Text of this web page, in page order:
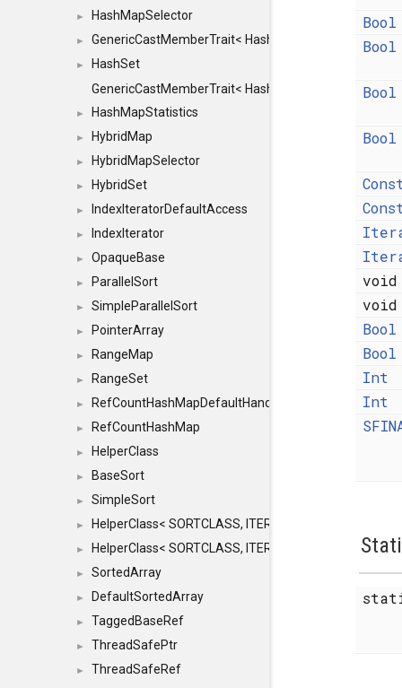
► HashMapSelector
► GenericCastMemberTrait< HashMap< K_TO, V_TO >,
►
HashSet
GenericCastMemberTrait< HashSet< TO >, HashSet<
► HashMapStatistics
► HybridMap
► HybridMapSelector
► HybridSet
► IndexIteratorDefaultAccess
► IndexIterator
► OpaqueBase
► ParallelSort
► SimpleParallelSort
► PointerArray
► RangeMap
► RangeSet
► RefCountHashMapDefaultHandler
► RefCountHashMap
► HelperClass
► BaseSort
► SimpleSort
► HelperClass< SORTCLASS, ITERATOR, CONTENT,
► HelperClass< SORTCLASS, ITERATOR, CONTENT,
► SortedArray
► DefaultSortedArray
► TaggedBaseRef
► ThreadSafePtr
►
ThreadSafeRef
Bool
Bool
Bool
Bool
Bool
Bool
Int
Int